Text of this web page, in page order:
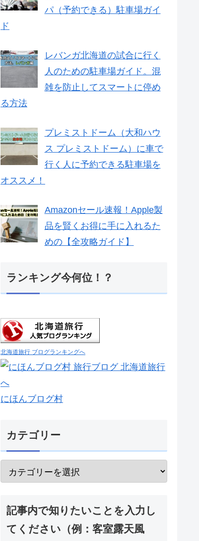
パ（予約できる）駐車場ガイ
ド
レバンガ北海道の試合に行く
人のための駐車場ガイド。混
雑を防止してスマートに停め
る方法
プレミストドーム（大和ハウ
ス プレミストドーム）に車で
行く人に予約できる駐車場を
オススメ！
Amazonセール速報！Apple製
品を賢くお得に手に入れるた
めの【全攻略ガイド】
ランキング今何位！？
北海道旅行 ブログランキングへ
にほんブログ村
カテゴリー
記事内で知りたいことを入力し
てください（例：客室露天風